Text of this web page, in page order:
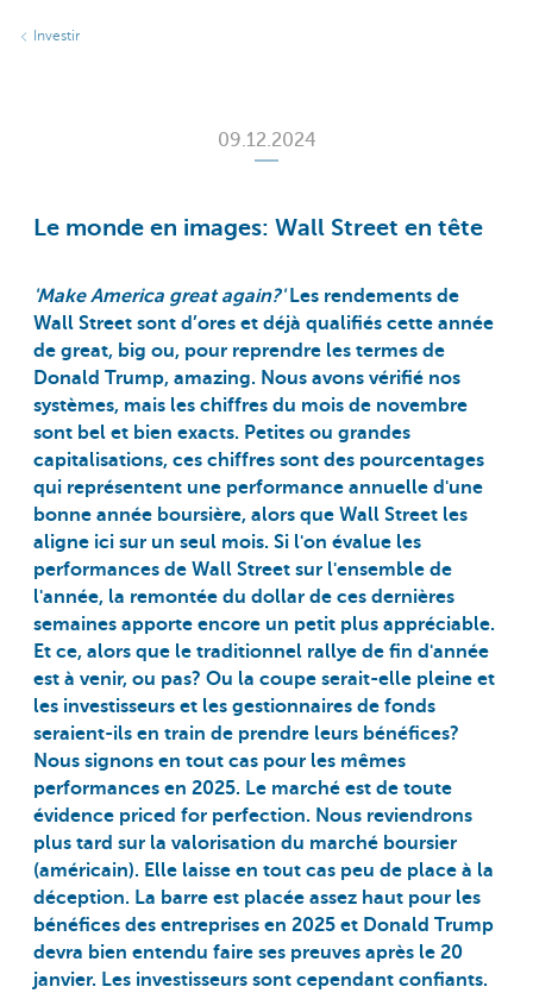
Investir
09.12.2024
Le monde en images: Wall Street en tête
'Make America great again?'Les rendements de
Wall Street sont d’ores et déjà qualifiés cette année
de great, big ou, pour reprendre les termes de
Donald Trump, amazing. Nous avons vérifié nos
systèmes, mais les chiffres du mois de novembre
sont bel et bien exacts. Petites ou grandes
capitalisations, ces chiffres sont des pourcentages
qui représentent une performance annuelle d'une
bonne année boursière, alors que Wall Street les
aligne ici sur un seul mois. Si l'on évalue les
performances de Wall Street sur l'ensemble de
l'année, la remontée du dollar de ces dernières
semaines apporte encore un petit plus appréciable.
Et ce, alors que le traditionnel rallye de fin d'année
est à venir, ou pas? Ou la coupe serait-elle pleine et
les investisseurs et les gestionnaires de fonds
seraient-ils en train de prendre leurs bénéfices?
Nous signons en tout cas pour les mêmes
performances en 2025. Le marché est de toute
évidence priced for perfection. Nous reviendrons
plus tard sur la valorisation du marché boursier
(américain). Elle laisse en tout cas peu de place à la
déception. La barre est placée assez haut pour les
bénéfices des entreprises en 2025 et Donald Trump
devra bien entendu faire ses preuves après le 20
janvier. Les investisseurs sont cependant confiants.